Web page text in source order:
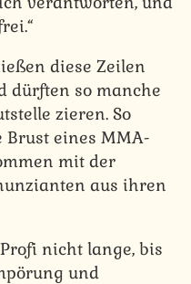
diese Zeilen
dürften so manche
zieren. So
eines MMA-
mit der
aus ihren
nicht lange, bis
und